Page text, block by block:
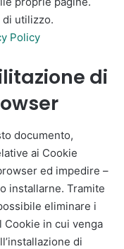
di utilizzo.
Policy
di
documento,
ai Cookie
ed impedire –
installarne. Tramite
eliminare i
Cookie in cui venga
di